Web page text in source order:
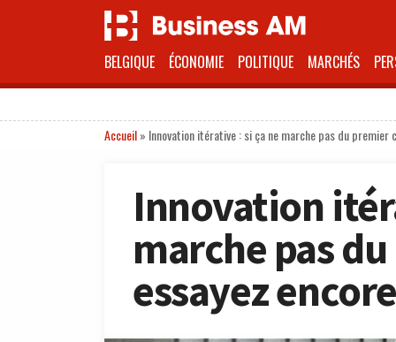
BELGIQUE ÉCONOMIE POLITIQUE MARCHÉS
Accueil» Innovation itérative : si ça ne marche pas du premier
Innovation
marche pas
essayez